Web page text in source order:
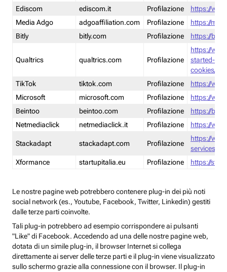
Ediscom
ediscom.it Profilazione
https://
Media Adgo
adgoaffiliation.com Profilazione
https://
Bitly
bitly.com Profilazione https://
Qualtrics qualtrics.com Profilazione
https://
started-
cookies/
TikTok
tiktok.com Profilazione
https://
Microsoft
microsoft.com Profilazione
https://
Beintoo
beintoo.com Profilazione
https://
Netmediaclick
netmediaclick.it Profilazione https://
Stackadapt stackadapt.com Profilazione
https://
services-
Xformance
startupitalia.eu Profilazione https://
Le nostre pagine web potrebbero contenere plug-in dei più noti
social network (es., Youtube, Facebook, Twitter, Linkedin) gestiti
dalle terze parti coinvolte.
Tali plug-in potrebbero ad esempio corrispondere ai pulsanti
"Like" di Facebook. Accedendo ad una delle nostre pagine web,
dotata di un simile plug-in, il browser Internet si collega
direttamente ai server delle terze parti e il plug-in viene visualizzato
sullo schermo grazie alla connessione con il browser. Il plug-in